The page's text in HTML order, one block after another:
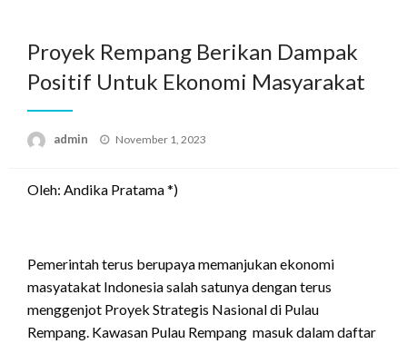
contentProyek Rempang Berikan Dampak
Positif Untuk Ekonomi Masyarakat
admin
Posted
November 1, 2023
Oleh: Andika Pratama *)
Pemerintah terus berupaya memanjukan ekonomi
masyatakat Indonesia salah satunya dengan terus
menggenjot Proyek Strategis Nasional di Pulau
Rempang. Kawasan Pulau Rempang masuk dalam daftar